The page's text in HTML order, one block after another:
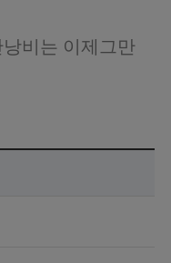
비는 이제그만